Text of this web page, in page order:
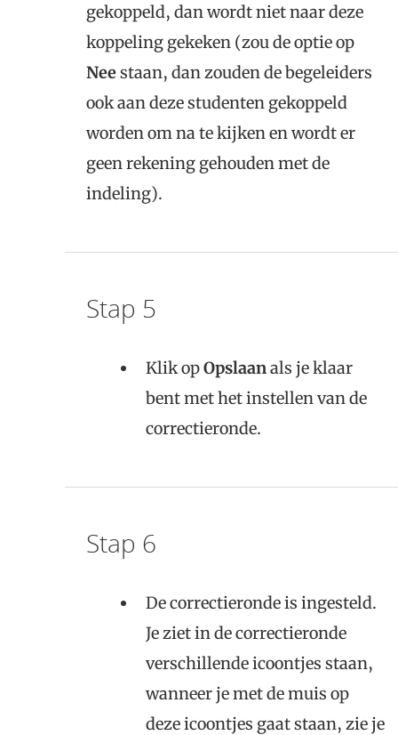
gekoppeld, dan wordt niet naar deze
koppeling gekeken (zou de optie op
Neestaan, dan zouden de begeleiders
ook aan deze studenten gekoppeld
worden om na te kijken en wordt er
geen rekening gehouden met de
indeling).
Stap 5
Klik opOpslaanals je klaar
bent met het instellen van de
correctieronde.
Stap 6
De correctieronde is ingesteld.
Je ziet in de correctieronde
verschillende icoontjes staan,
wanneer je met de muis op
deze icoontjes gaat staan, zie je